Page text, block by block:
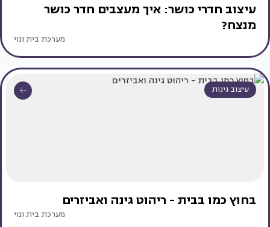
עיצוב חדרי כושר: איך מעצבים חדר כושר
מנצח?
מערכת בית ונוי
עיצוב גינות
בחוץ כמו בבית - ריהוט גינה ואביזרים
מערכת בית ונוי